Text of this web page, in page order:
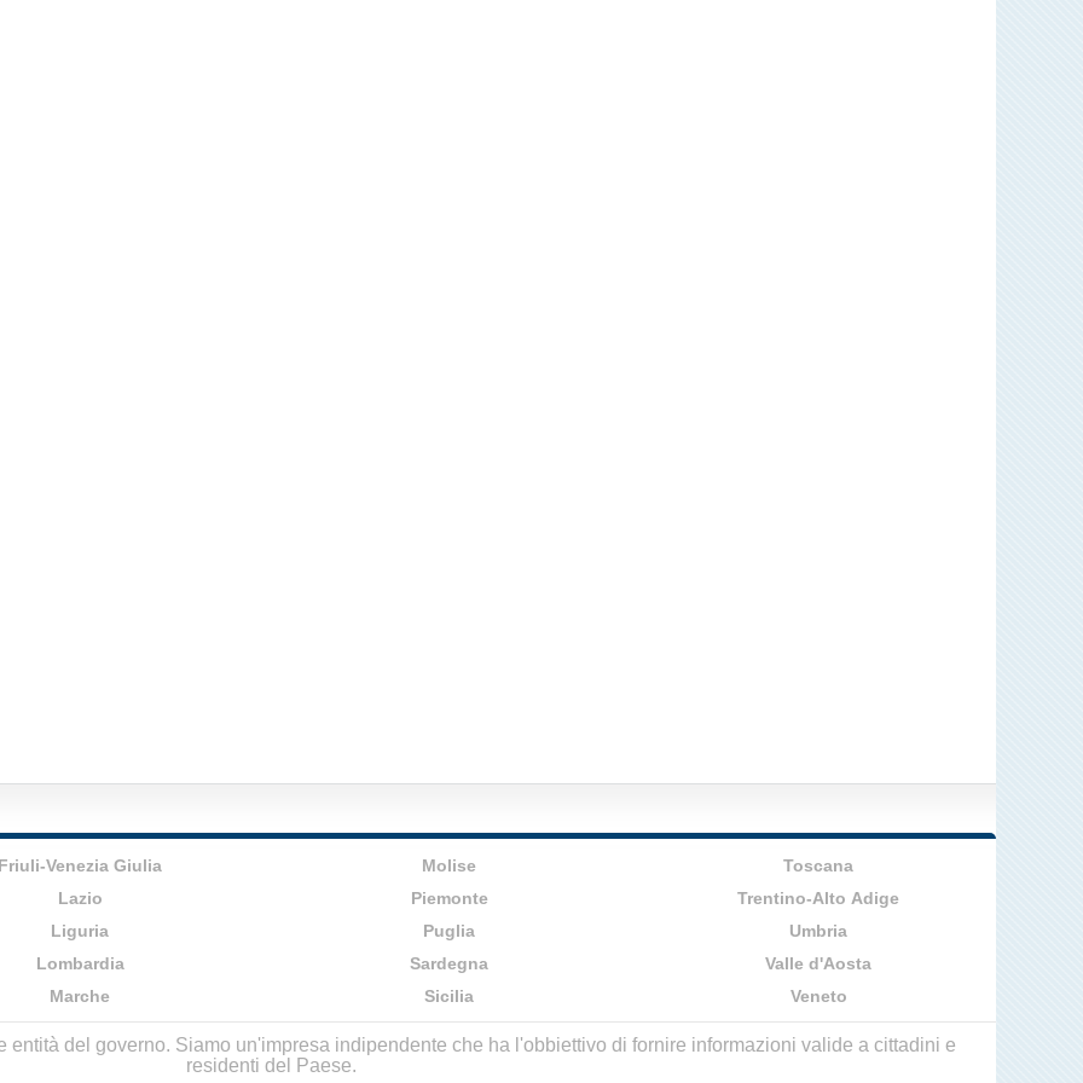
Friuli-Venezia Giulia
Lazio
Liguria
Lombardia
Marche
Molise
Piemonte
Puglia
Sardegna
Sicilia
Toscana
Trentino-Alto Adige
Umbria
Valle d'Aosta
Veneto
entità del governo. Siamo un'impresa indipendente che ha l'obbiettivo di fornire informazioni valide a cittadini e
residenti del Paese.